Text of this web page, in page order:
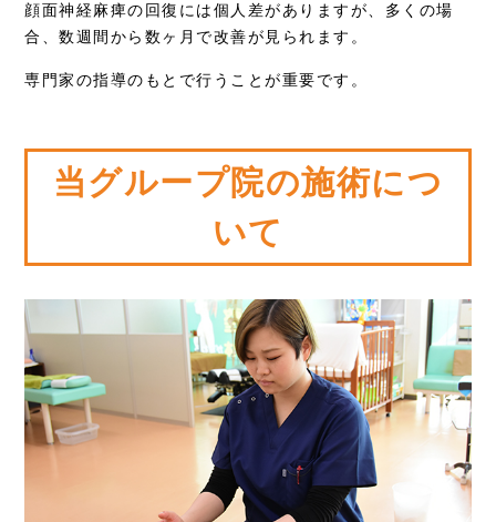
顔面神経麻痺の回復には個人差がありますが、多くの場
合、数週間から数ヶ月で改善が見られます。
専門家の指導のもとで行うことが重要です。
当グループ院の施術につ
いて